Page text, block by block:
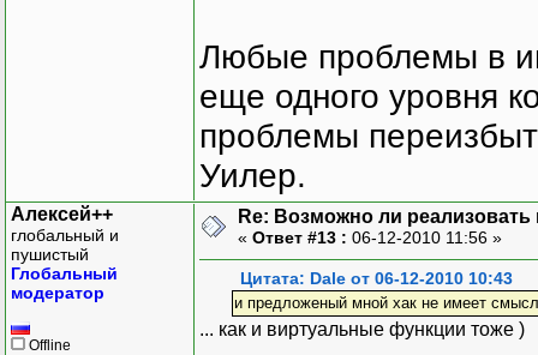
Любые проблемы в
еще одного уровня
проблемы
Уилер.
Алексей++
глобальный и
пушистый
Глобальный
модератор
Offline
Re: Возможно ли
« Ответ #13 : 06-12-2010 11:56 »
Цитата: Dale от 06-12-2010 10:43
и предложеный мной хак не имеет
... как и виртуальные функции тоже )